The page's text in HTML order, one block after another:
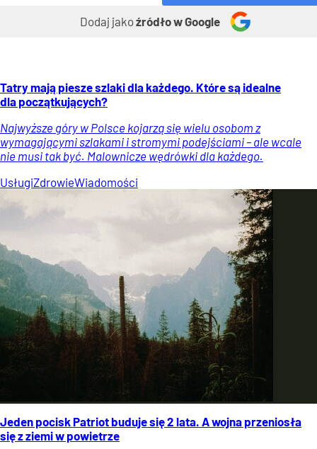
Dodaj jakoźródło w Google
Tatry mają piesze szlaki dla każdego. Które są idealne
dla początkujących?
Najwyższe góry w Polsce kojarzą się wielu osobom z
wymagającymi szlakami i stromymi podejściami – ale wcale
nie musi tak być. Malownicze wędrówki dla każdego.
UsługiZdrowieWiadomości
Jeden pocisk Patriot buduje się 2 lata. A wojna przeniosła
się z ziemi w powietrze